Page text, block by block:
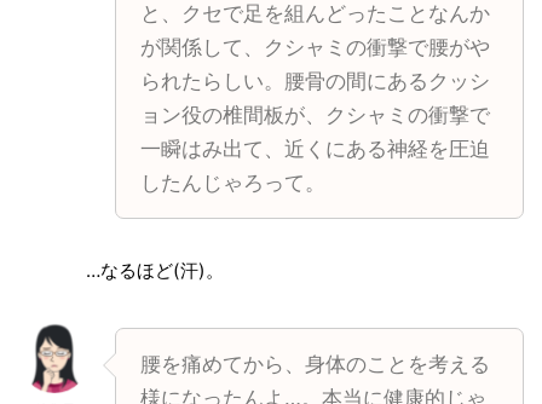
と、クセで足を組んどったことなんか
が関係して、クシャミの衝撃で腰がや
られたらしい。腰骨の間にあるクッシ
ョン役の椎間板が、クシャミの衝撃で
一瞬はみ出て、近くにある神経を圧迫
したんじゃろって。
…なるほど(汗)。
腰を痛めてから、身体のことを考える
様になったんよ…。本当に健康的じゃ